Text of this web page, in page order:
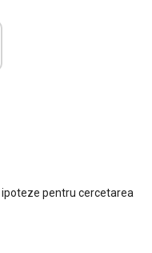
ipoteze pentru cercetarea